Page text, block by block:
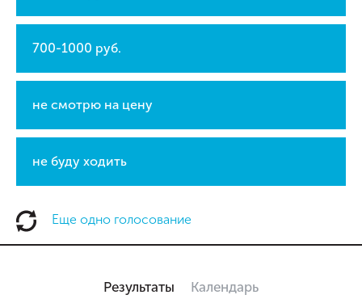
700-1000 руб.
не смотрю на цену
не буду ходить
Еще одно голосование
Результаты Календарь